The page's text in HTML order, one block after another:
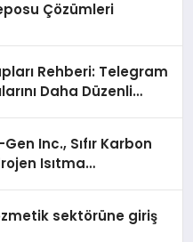
Çözümleri
Rehberi: Telegram
Daha Düzenli
Inc., Sıfır Karbon
Isıtma
sektörüne giriş